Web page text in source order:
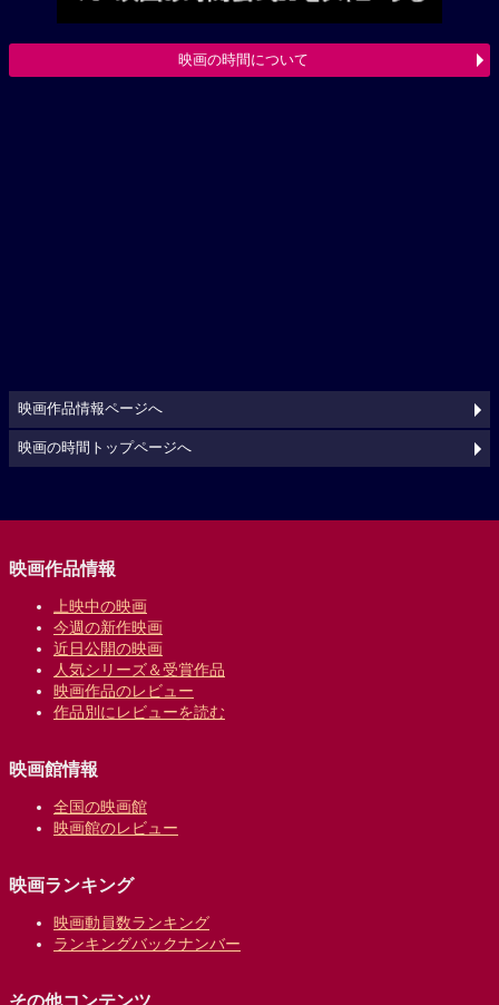
映画の時間について
映画作品情報ページへ
映画の時間トップページへ
映画作品情報
上映中の映画
今週の新作映画
近日公開の映画
人気シリーズ＆受賞作品
映画作品のレビュー
作品別にレビューを読む
映画館情報
全国の映画館
映画館のレビュー
映画ランキング
映画動員数ランキング
ランキングバックナンバー
その他コンテンツ